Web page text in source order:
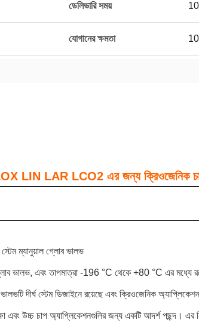
ডেলিভারি সময় 10
যোগানের ক্ষমতা
LIN LAR LCO2 এর জন্য ক্রিওজেনিক চাপ
ম্যানুয়াল গ্লোব ভালভ
ভালভ, এবং তাপমাত্রা -196 °C থেকে +80 °C এর মধ্যে
দীর্ঘ স্টেম ডিজাইনে রয়েছে এবং ক্রিওজেনিক
এবং উচ্চ চাপ অ্যাপ্লিকেশনগুলির জন্য একটি আদর্শ পছন্দ। এর